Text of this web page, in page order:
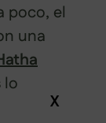
poco, el
una
lo
X